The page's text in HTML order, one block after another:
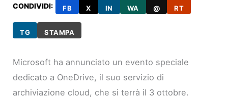
CONDIVIDI: FB X IN WA @ RT
TG STAMPA
Microsoft ha annunciato un evento speciale
dedicato a OneDrive, il suo servizio di
archiviazione cloud, che si terrà il 3 ottobre.